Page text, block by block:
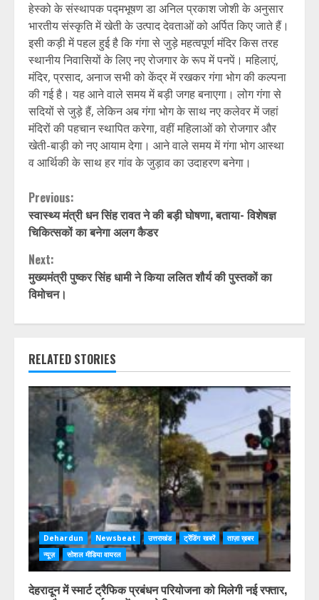
हेस्को के संस्थापक पद्मभूषण डा अनिल प्रकाश जोशी के अनुसार
भारतीय संस्कृति में खेती के उत्पाद देवताओं को अर्पित किए जाते हैं।
इसी कड़ी में पहल हुई है कि गंगा से जुड़े महत्वपूर्ण मंदिर किस तरह
स्थानीय निवासियों के लिए नए रोजगार के रूप में पनपें। महिलाएं,
मंदिर, प्रसाद, अनाज सभी को केंद्र में रखकर गंगा भोग की कल्पना
की गई है। यह आने वाले समय में बड़ी जगह बनाएगा। लोग गंगा से
सदियों से जुड़े हैं, लेकिन अब गंगा भोग के साथ नए कलेवर में जहां
मंदिरों की पहचान स्थापित करेगा, वहीं महिलाओं को रोजगार और
खेती-बाड़ी को नए आयाम देगा। आने वाले समय में गंगा भोग आस्था
व आर्थिकी के साथ हर गांव के जुड़ाव का उदाहरण बनेगा।
Continue
Reading
Previous:
स्वास्थ्य मंत्री धन सिंह रावत ने की बड़ी घोषणा, बताया- विशेषज्ञ
चिकित्सकों का बनेगा अलग कैडर
Next:
मुख्यमंत्री पुष्कर सिंह धामी ने किया ललित शौर्य की पुस्तकों का
विमोचन।
RELATED STORIES
Dehardun Newsbeat उत्तराखंड ट्रेंडिंग खबरें
ताज़ा ख़बर
न्यूज़
सोशल मीडिया वायरल
देहरादून में स्मार्ट ट्रैफिक प्रबंधन परियोजना को मिलेगी नई रफ्तार,